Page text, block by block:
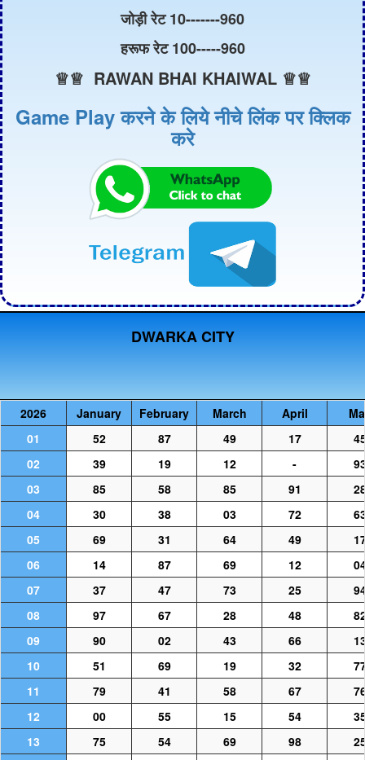
जोड़ी रेट 10-------960
हरूफ रेट 100-----960
♕♕ RAWAN BHAI KHAIWAL ♕♕
Game Play करने के लिये नीचे लिंक पर क्लिक
करे
DWARKA CITY
2026 January February March April
01
52 87 49 17
02
39 19 12 -
03
85 58 85 91
04
30 38 03 72
05
69 31 64 49
06
14 87 69 12
07
37 47 73 25
08
97 67 28 48
09
90 02 43 66
10
51 69 19 32
11
79 41 58 67
12
00 55 15 54
13
75 54 69 98